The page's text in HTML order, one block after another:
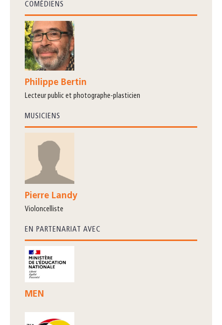
COMÉDIENS
Philippe Bertin
lecteur public et photographe-plasticien
MUSICIENS
Pierre Landy
violoncelliste
EN PARTENARIAT AVEC
MEN